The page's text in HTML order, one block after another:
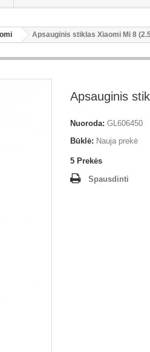
Apsauginis stiklas Xiaomi Mi 8
Apsauginis
Nuoroda: GL606450
Būklė: Nauja prekė
5 Prekės
Spausdinti